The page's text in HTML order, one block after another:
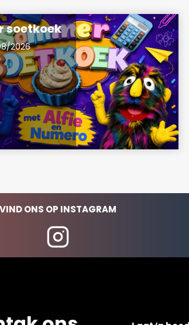
soetkoek
2026
VIND ONS OP INSTAGRAM